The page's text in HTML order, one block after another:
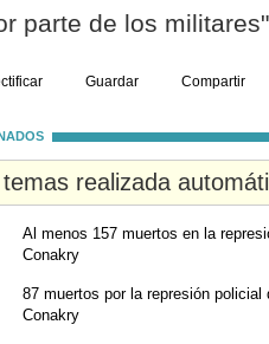
parte de los
Guardar Compartir
realizada
Al menos 157 muertos en la
Conakry
87 muertos por la represión
Conakry